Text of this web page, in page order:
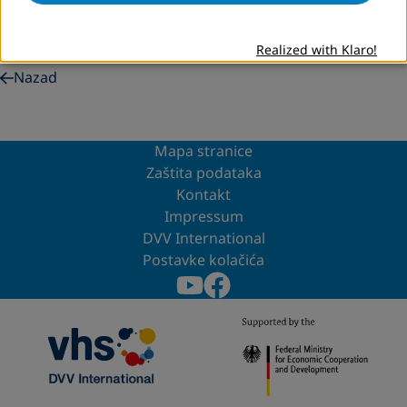
Nazad
Mapa stranice
Zaštita podataka
Kontakt
Impressum
DVV International
Postavke kolačića
Realized with Klaro!